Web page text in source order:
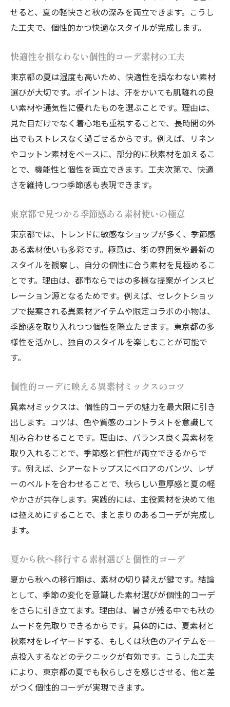
せると、夏の軽快さと秋の深みを両立できます。こうし
た工夫で、個性的かつ快適なスタイルが完成します。
快適性を損なわない個性的コーデ素材の工夫
東京都の夏は湿度も高いため、快適性を損なわない素材
選びが大切です。ポイントは、汗をかいても肌離れの良
い素材や通気性に優れたものを選ぶことです。理由は、
見た目だけでなく着心地も重視することで、長時間の外
出でもストレスなく過ごせるからです。例えば、リネン
やコットン素材をベースに、部分的に秋素材を加えるこ
とで、機能性と個性を両立できます。工夫次第で、快適
さを維持しつつ季節感も表現できます。
東京都で見つかる季節感ある素材使いの極意
東京都では、トレンドに敏感なショップが多く、季節感
ある素材使いも多彩です。極意は、街の雰囲気や最新の
スタイルを観察し、自分の個性に合う素材を見極めるこ
とです。理由は、都市ならではの多様な提案がインスピ
レーション源となるためです。例えば、セレクトショッ
プで提案される異素材アイテムや限定コラボの小物は、
季節感を取り入れつつ個性を際立たせます。東京都の多
様性を活かし、独自のスタイルを楽しむことが可能で
す。
個性的コーデに映える異素材ミックスのコツ
異素材ミックスは、個性的コーデの魅力を最大限に引き
出します。コツは、色や質感のコントラストを意識して
組み合わせることです。理由は、バランス良く異素材を
取り入れることで、季節感と個性が両立できるからで
す。例えば、シアーなトップスにベロアのパンツ、レザ
ーのベルトを合わせることで、秋らしい重厚感と夏の軽
やかさが共存します。実践的には、主役素材を決めて他
は控えめにすることで、まとまりのあるコーデが完成し
ます。
夏から秋へ移行する素材選びと個性的コーデ
夏から秋への移行期は、素材の切り替えが鍵です。結論
として、季節の変化を意識した素材選びが個性的コーデ
をさらに引き立てます。理由は、暑さが残る中でも秋の
ムードを先取りできるからです。具体的には、夏素材と
秋素材をレイヤードする、もしくは秋色のアイテムを一
点投入するなどのテクニックが有効です。こうした工夫
により、東京都の夏でも秋らしさを感じさせる、他と差
がつく個性的コーデが実現できます。